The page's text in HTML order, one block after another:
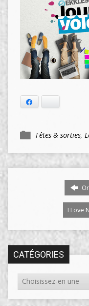
Fêtes & sorties,
I Love
CATÉGORIES